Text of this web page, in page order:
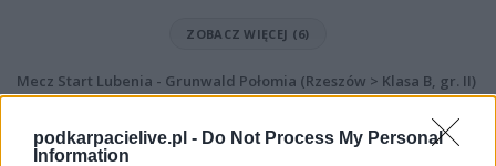
podkarpacielive.pl - Do Not Process My Personal
Information
ZOBACZ WIĘCEJ (6)
Mecz Start Lubenia - Grunwald Połomia (Rzeszów > Klasa B, gr. II)
zostanie w ramach Rzeszów > Klasa B, gr. II (14. kolejki - Rzeszów > Klasa
B, gr. II).